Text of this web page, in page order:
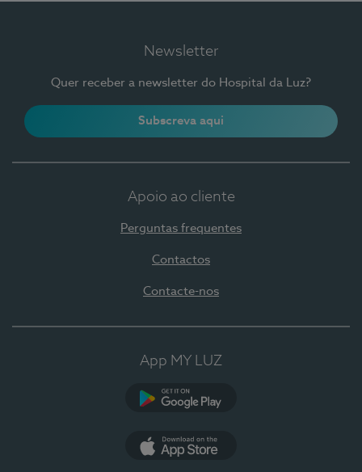
Newsletter
Quer receber a newsletter do Hospital da Luz?
Subscreva aqui
Apoio ao cliente
Perguntas frequentes
Contactos
Contacte-nos
App MY LUZ